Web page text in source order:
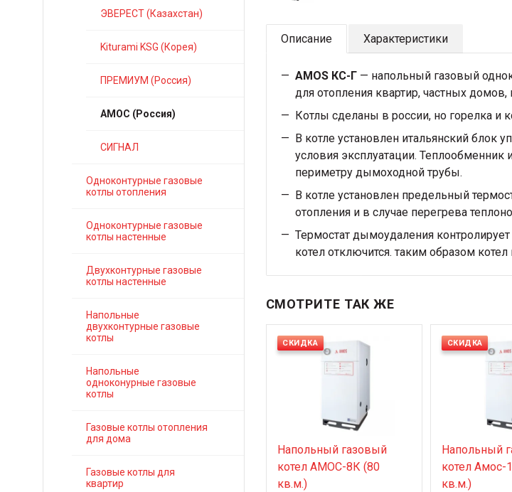
ЭВЕРЕСТ (Казахстан)
Kiturami KSG (Корея)
ПРЕМИУМ (Россия)
АМОС (Россия)
СИГНАЛ
Одноконтурные газовые
котлы отопления
Одноконтурные газовые
котлы настенные
Двухконтурные газовые
котлы настенные
Напольные
двухконтурные газовые
котлы
Напольные
одноконурные газовые
котлы
Газовые котлы отопления
для дома
Газовые котлы для
квартир
Описание Характеристики
AMOS КС-Г— напольный газовый
для отопления квартир, частных
Котлы сделаны в россии, но горелка
В котле установлен итальянский блок
условия эксплуатации. Теплообменник
периметру дымоходной трубы.
В котле установлен предельный
отопления и в случае перегрева
Термостат дымоудаления
котел отключится. таким образом
СМОТРИТЕ ТАК ЖЕ
СКИДКА
Напольный газовый
котел AMOС-8К (80
кв.м.)
СКИДКА
Напольный
котел Амос-
кв.м.)